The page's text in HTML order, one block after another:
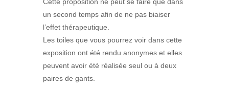
un second temps afin de ne pas biaiser
l’effet thérapeutique.
Les toiles que vous pourrez voir dans cette
exposition ont été rendu anonymes et elles
peuvent avoir été réalisée seul ou à deux
paires de gants.